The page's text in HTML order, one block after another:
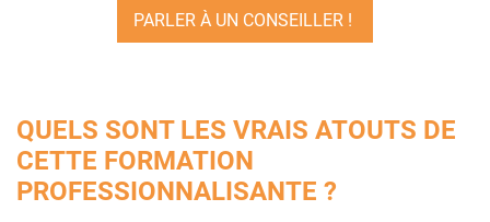
PARLER À UN CONSEILLER !
QUELS SONT LES VRAIS ATOUTS DE
CETTE FORMATION
PROFESSIONNALISANTE ?